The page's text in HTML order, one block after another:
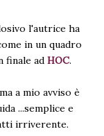
l'autrice ha
in un quadro
finale ad HOC.
a mio avviso è
...semplice e
irriverente.